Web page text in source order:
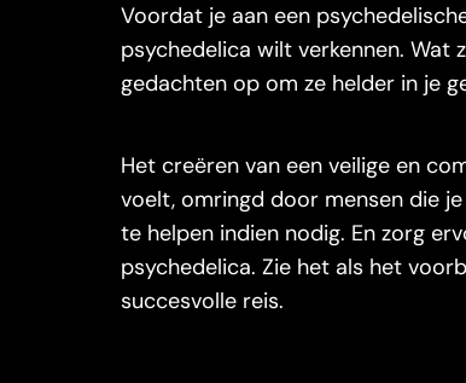
Voordat je aan een
psychedelica wilt verkennen. Wat
gedachten op om ze helder in je
Het creëren van een veilige en
voelt, omringd door mensen die
te helpen indien nodig. En zorg
psychedelica. Zie het als het
succesvolle reis.